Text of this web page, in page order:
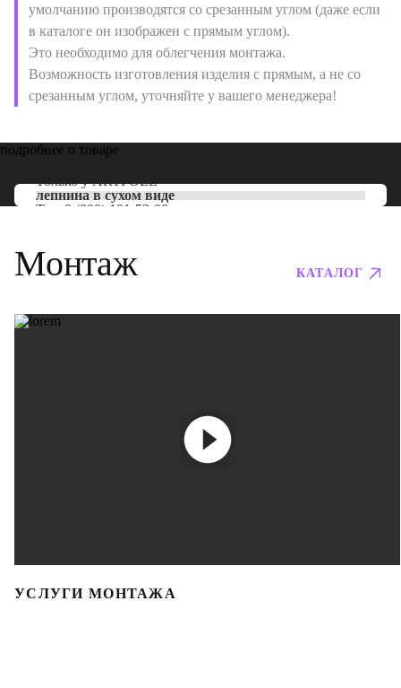
умолчанию производятся со срезанным углом (даже если
в каталоге он изображен с прямым углом).
Это необходимо для облегчения монтажа.
Возможность изготовления изделия с прямым, а не со
срезанным углом, уточняйте у вашего менеджера!
подробнее о товаре
Только уARTPOLE
лепнина в сухом виде
Тел: 8 (800) 101-53-00
Монтаж КАТАЛОГ
УСЛУГИ МОНТАЖА